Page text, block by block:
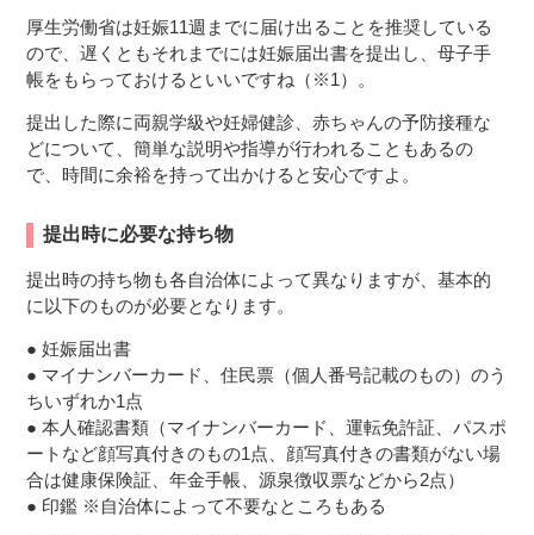
厚生労働省は妊娠11週までに届け出ることを推奨している
ので、遅くともそれまでには妊娠届出書を提出し、母子手
帳をもらっておけるといいですね（※1）。
提出した際に両親学級や妊婦健診、赤ちゃんの予防接種な
どについて、簡単な説明や指導が行われることもあるの
で、時間に余裕を持って出かけると安心ですよ。
提出時に必要な持ち物
提出時の持ち物も各自治体によって異なりますが、基本的
に以下のものが必要となります。
● 妊娠届出書
● マイナンバーカード、住民票（個人番号記載のもの）のう
ちいずれか1点
● 本人確認書類（マイナンバーカード、運転免許証、パスポ
ートなど顔写真付きのもの1点、顔写真付きの書類がない場
合は健康保険証、年金手帳、源泉徴収票などから2点）
● 印鑑 ※自治体によって不要なところもある